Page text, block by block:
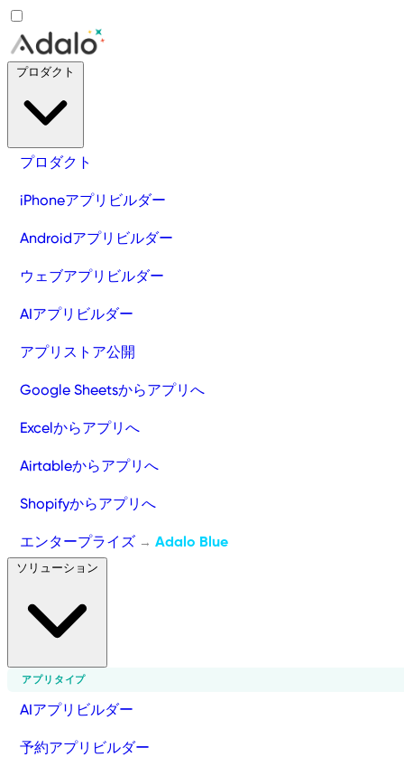
プロダクト
iPhoneアプリビルダー
Androidアプリビルダー
ウェブアプリビルダー
AIアプリビルダー
アプリストア公開
Google Sheetsからアプリへ
Excelからアプリへ
Airtableからアプリへ
Shopifyからアプリへ
エンタープライズ → Adalo Blue
アプリタイプ
AIアプリビルダー
予約アプリビルダー